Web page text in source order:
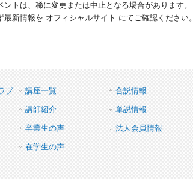
ントは、稀に変更または中止となる場合があります。
最新情報を オフィシャルサイト にてご確認ください。
ブ
講座一覧
講師紹介
卒業生の声
在学生の声
合説情報
単説情報
法人会員情報